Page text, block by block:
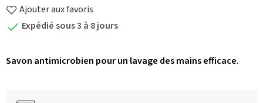
Ajouter aux favoris
 Expédié sous 3 à 8 jours
Savon antimicrobien pour un lavage des mains efficace.